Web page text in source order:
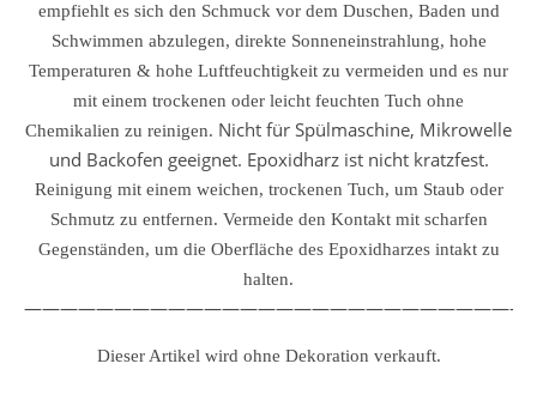
empfiehlt es sich den Schmuck vor dem Duschen, Baden und
Schwimmen abzulegen, direkte Sonneneinstrahlung, hohe
Temperaturen & hohe Luftfeuchtigkeit zu vermeiden und es nur
mit einem trockenen oder leicht feuchten Tuch ohne
Chemikalien zu reinigen. Nicht für Spülmaschine, Mikrowelle
und Backofen geeignet. Epoxidharz ist nicht kratzfest.
Reinigung mit einem weichen, trockenen Tuch, um Staub oder
Schmutz zu entfernen. Vermeide den Kontakt mit scharfen
Gegenständen, um die Oberfläche des Epoxidharzes intakt zu
halten.
Dieser Artikel wird ohne Dekoration verkauft.